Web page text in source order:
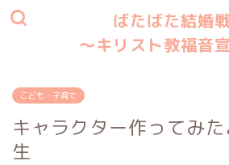
ばたばた結婚
〜キリスト教福音
こども・子育て
キャラクター作ってみ
生